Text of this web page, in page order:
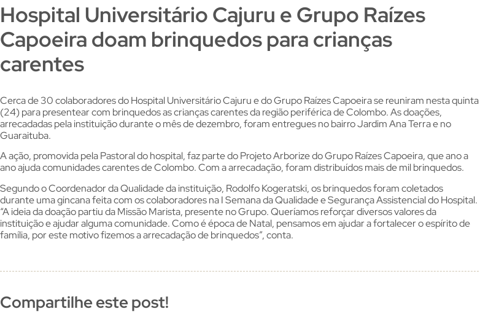
Hospital Universitário Cajuru e Grupo Raízes
Capoeira doam brinquedos para crianças
carentes
Cerca de 30 colaboradores do Hospital Universitário Cajuru e do Grupo Raízes Capoeira se reuniram nesta quinta
(24) para presentear com brinquedos as crianças carentes da região periférica de Colombo. As doações,
arrecadadas pela instituição durante o mês de dezembro, foram entregues no bairro Jardim Ana Terra e no
Guaraituba.
A ação, promovida pela Pastoral do hospital, faz parte do Projeto Arborize do Grupo Raízes Capoeira, que ano a
ano ajuda comunidades carentes de Colombo. Com a arrecadação, foram distribuídos mais de mil brinquedos.
Segundo o Coordenador da Qualidade da instituição, Rodolfo Kogeratski, os brinquedos foram coletados
durante uma gincana feita com os colaboradores na I Semana da Qualidade e Segurança Assistencial do Hospital.
“A ideia da doação partiu da Missão Marista, presente no Grupo. Queríamos reforçar diversos valores da
instituição e ajudar alguma comunidade. Como é época de Natal, pensamos em ajudar a fortalecer o espírito de
família, por este motivo fizemos a arrecadação de brinquedos”, conta.
Compartilhe este post!